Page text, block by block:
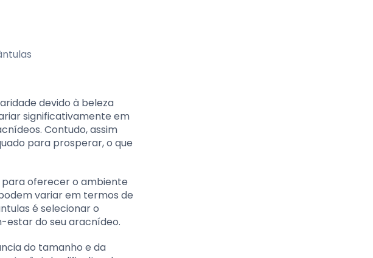
devido à beleza
significativamente em
Contudo, assim
para prosperar, o que
oferecer o ambiente
variar em termos de
é selecionar o
estar do seu aracnídeo.
do tamanho e da